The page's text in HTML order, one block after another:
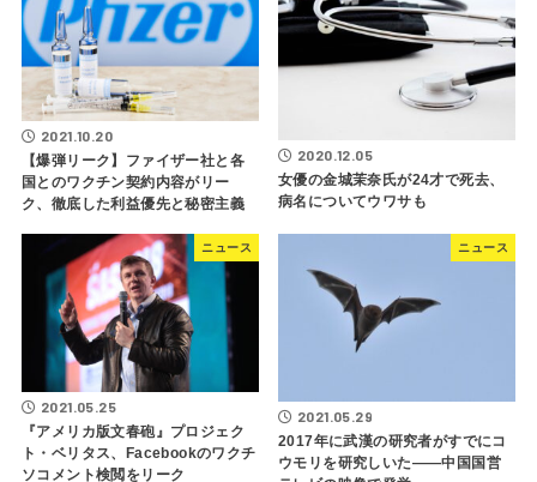
2021.10.20
【爆弾リーク】ファイザー社と各
国とのワクチン契約内容がリー
ク、徹底した利益優先と秘密主義
2020.12.05
女優の金城茉奈氏が24才で死去、
病名についてウワサも
ニュース
2021.05.25
『アメリカ版文春砲』プロジェク
ト・ベリタス、Facebookのワクチ
ソコメント検閲をリーク
ニュース
2021.05.29
2017年に武漢の研究者がすでにコ
ウモリを研究しいた――中国国営